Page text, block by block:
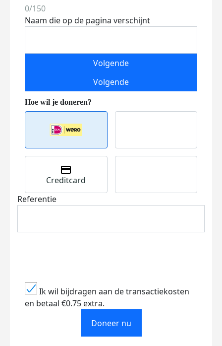
0/150
Naam die op de pagina verschijnt
Volgende
Volgende
Creditcard
Referentie
Ik wil bijdragen aan de transactiekosten
en betaal €0.75 extra.
Doneer nu